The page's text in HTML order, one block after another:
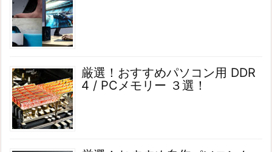
厳選！おすすめパソコン用 DDR
4 / PCメモリー ３選！